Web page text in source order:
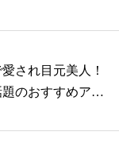
され目元美人！
のおすすめアイ